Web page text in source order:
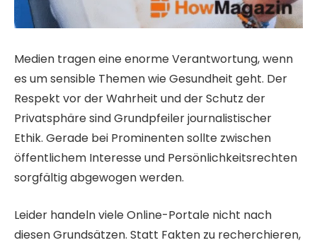
Medien tragen eine enorme Verantwortung, wenn
es um sensible Themen wie Gesundheit geht. Der
Respekt vor der Wahrheit und der Schutz der
Privatsphäre sind Grundpfeiler journalistischer
Ethik. Gerade bei Prominenten sollte zwischen
öffentlichem Interesse und Persönlichkeitsrechten
sorgfältig abgewogen werden.
Leider handeln viele Online-Portale nicht nach
diesen Grundsätzen. Statt Fakten zu recherchieren,